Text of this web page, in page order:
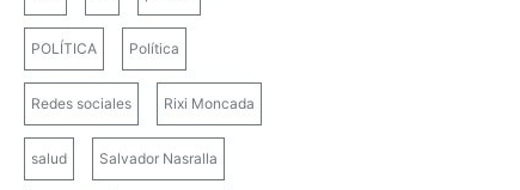
POLÍTICA Política
Redes sociales Rixi Moncada
salud Salvador Nasralla